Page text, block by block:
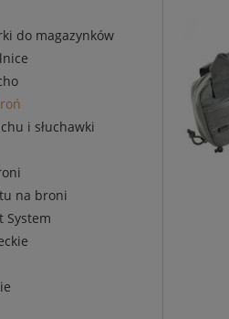
do magazynków
i słuchawki
na broni
System